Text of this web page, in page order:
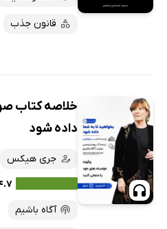
قانون جذب
خلاصه کتاب
داده شود
جری هیکس
آگاه باشیم